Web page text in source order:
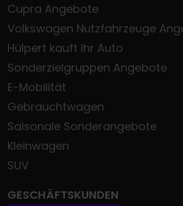
Cupra Angebote
Volkswagen Nutzfahrzeuge
Hülpert kauft Ihr Auto
Sonderzielgruppen Angebote
E-Mobilität
Gebrauchtwagen
Saisonale Sonderangebote
Kleinwagen
SUV
GESCHÄFTSKUNDEN